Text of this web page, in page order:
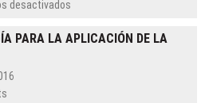
desactivados
qué
PARA LA APLICACIÓN DE LA